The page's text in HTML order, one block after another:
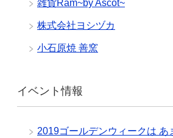
雑貨Ram~by Ascot~
株式会社ヨシヅカ
小石原焼 善窯
イベント情報
2019ゴールデンウィークは あ